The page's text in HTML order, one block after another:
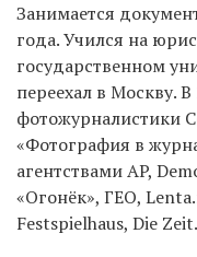
Занимается
года. Учился на
государственном
переехал в Москву.
фотожурналистики
«Фотография в
агентствами AP,
«Огонёк», ГЕО,
Festspielhaus, Die Zeit.